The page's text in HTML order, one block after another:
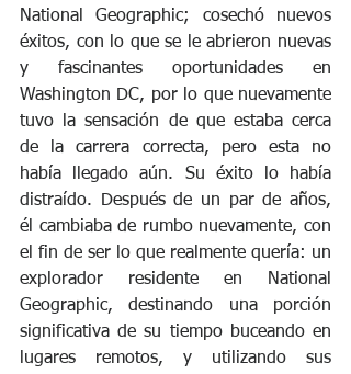
National Geographic; cosechó nuevos
éxitos, con lo que se le abrieron nuevas
y fascinantes oportunidades en
Washington DC, por lo que nuevamente
tuvo la sensación de que estaba cerca
de la carrera correcta, pero esta no
había llegado aún. Su éxito lo había
distraído. Después de un par de años,
él cambiaba de rumbo nuevamente, con
el fin de ser lo que realmente quería: un
explorador residente en National
Geographic, destinando una porción
significativa de su tiempo buceando en
lugares remotos, y utilizando sus